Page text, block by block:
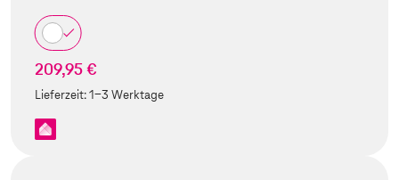
209,95 €
Lieferzeit:1-3 Werktage